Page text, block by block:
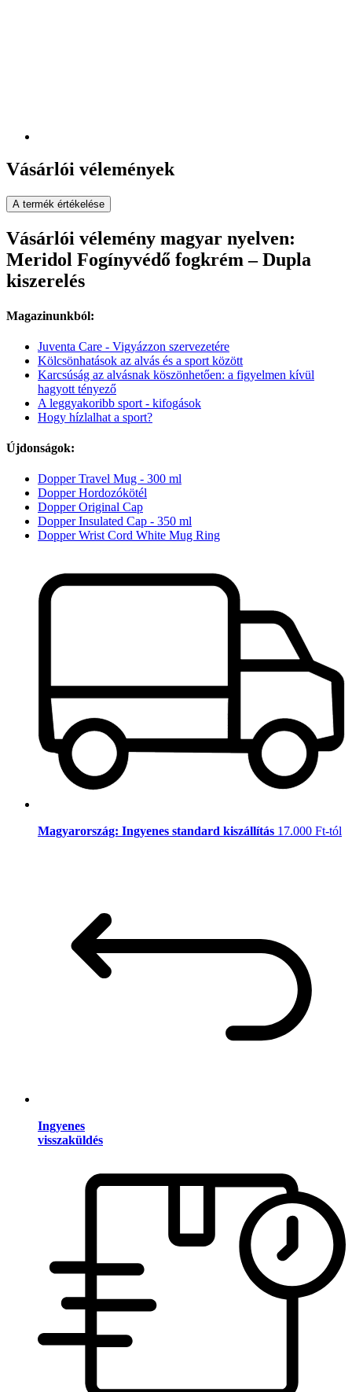
Vásárlói vélemények
A termék értékelése
Vásárlói vélemény magyar nyelven:
Meridol Fogínyvédő fogkrém – Dupla
kiszerelés
Magazinunkból:
Juventa Care - Vigyázzon szervezetére
Kölcsönhatások az alvás és a sport között
Karcsúság az alvásnak köszönhetően: a figyelmen kívül
hagyott tényező
A leggyakoribb sport - kifogások
Hogy hízlalhat a sport?
Újdonságok:
Dopper Travel Mug - 300 ml
Dopper Hordozókötél
Dopper Original Cap
Dopper Insulated Cap - 350 ml
Dopper Wrist Cord White Mug Ring
Magyarország: Ingyenes standard kiszállítás 17.000 Ft-tól
Ingyenes
visszaküldés